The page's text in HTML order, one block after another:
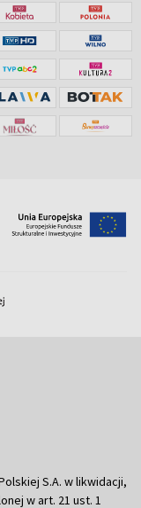
S.A. w likwidacji,
w art. 21 ust. 1